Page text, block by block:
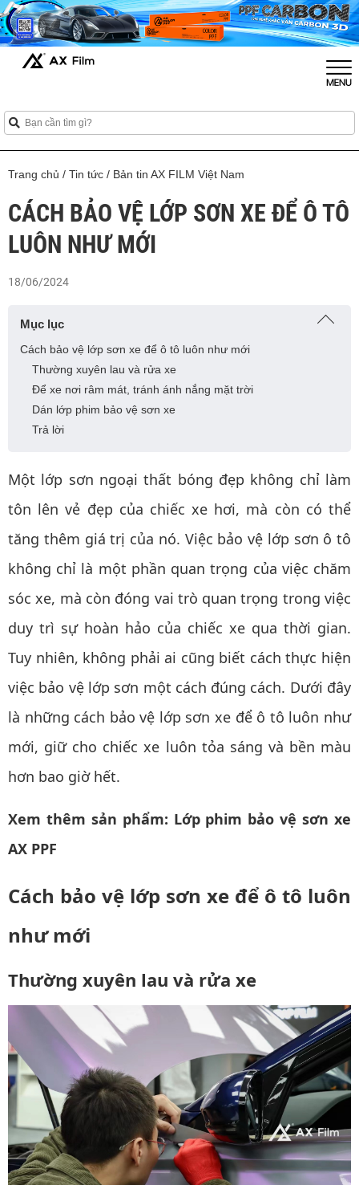
Trang chủ / Tin tức / Bản tin AX FILM Việt Nam
CÁCH BẢO VỆ LỚP SƠN XE ĐỂ Ô TÔ
LUÔN NHƯ MỚI
18/06/2024
Mục lục
Cách bảo vệ lớp sơn xe để ô tô luôn như mới
Thường xuyên lau và rửa xe
Để xe nơi râm mát, tránh ánh nắng mặt trời
Dán lớp phim bảo vệ sơn xe
Trả lời
Một lớp sơn ngoại thất bóng đẹp không chỉ làm
tôn lên vẻ đẹp của chiếc xe hơi, mà còn có thể
tăng thêm giá trị của nó. Việc bảo vệ lớp sơn ô tô
không chỉ là một phần quan trọng của việc chăm
sóc xe, mà còn đóng vai trò quan trọng trong việc
duy trì sự hoàn hảo của chiếc xe qua thời gian.
Tuy nhiên, không phải ai cũng biết cách thực hiện
việc bảo vệ lớp sơn một cách đúng cách. Dưới đây
là những cách bảo vệ lớp sơn xe để ô tô luôn như
mới, giữ cho chiếc xe luôn tỏa sáng và bền màu
hơn bao giờ hết.
Xem thêm sản phẩm: Lớp phim bảo vệ sơn xe
AX PPF
Cách bảo vệ lớp sơn xe để ô tô luôn
như mới
Thường xuyên lau và rửa xe